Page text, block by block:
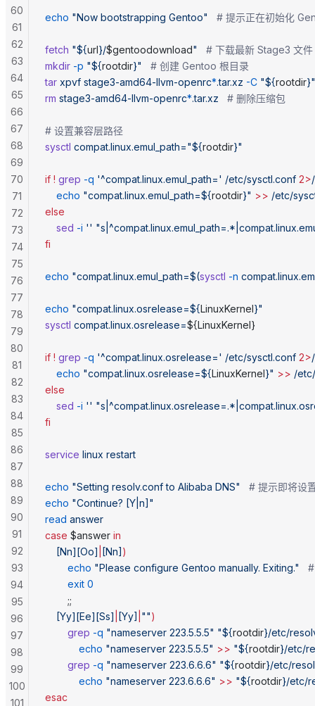
echo "Now bootstrapping Gentoo"
# 提示正在初始化
fetch "${url}/$gentoodownload"
   # 下载最新 Stage3 文件
mkdir -p "${rootdir}"
   # 创建 Gentoo 根目录
tar xpvf stage3-amd64-llvm-openrc*.tar.xz -C "${rootdir}"
rm stage3-amd64-llvm-openrc*.tar.xz
   # 删除压缩包
# 设置兼容层路径
sysctl compat.linux.emul_path="${rootdir}"
if ! grep -q '^compat.linux.emul_path=' /etc/sysctl.conf 2>
    echo
"compat.linux.emul_path=${rootdir}" >> /etc/
else
    sed
-i ''
fi
echo "compat.linux.emul_path=$(sysctl -n
echo "compat.linux.osrelease=${LinuxKernel}"
sysctl compat.linux.osrelease=${LinuxKernel}
if ! grep -q '^compat.linux.osrelease=' /etc/sysctl.conf 2>
    echo
"compat.linux.osrelease=${LinuxKernel}" >> /
else
    sed
-i ''
fi
service linux restart
echo "Setting resolv.conf to Alibaba DNS"
# 提示即将设
echo "Continue? [Y|n]"
read answer
case $answer in
	[Nn][Oo]
[Nn] )
		echo
"Please configure Gentoo manually. Exiting."
		exit
0
		;;
	[Yy][Ee][Ss]
[Yy] "")
		grep
-q "nameserver 223.5.5.5" "${rootdir}/etc/
		    echo
"nameserver 223.5.5.5" >> "${rootdir}/etc/
		grep
-q "nameserver 223.6.6.6" "${rootdir}/etc/
		    echo
"nameserver 223.6.6.6" >> "${rootdir}/etc/
esac
60
61
62
63
64
65
66
67
68
69
70
71
72
73
74
75
76
77
78
79
80
81
82
83
84
85
86
87
88
89
90
91
92
93
94
95
96
97
98
99
100
101